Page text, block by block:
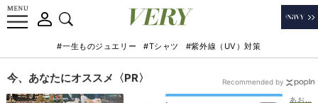
#一生ものジュエリー #Tシャツ #紫外線（UV）対策
今、あなたにオススメ〈PR〉 Recommended by